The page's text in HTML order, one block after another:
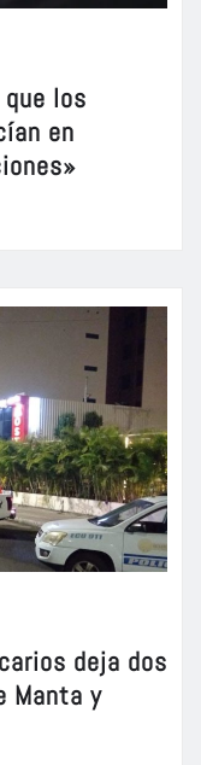
que los
en
deja dos
Manta y